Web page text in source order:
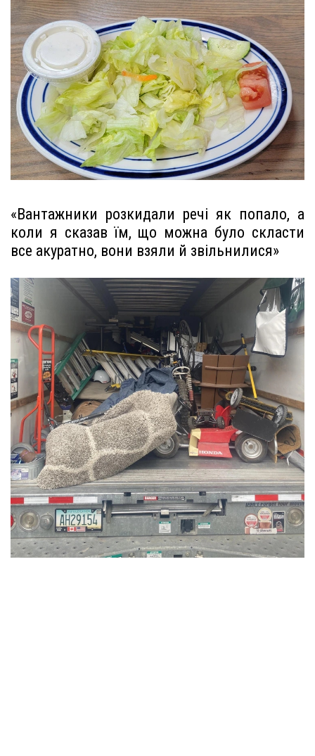
«Вантажники розкидали речі як попало, а
коли я сказав їм, що можна було скласти
все акуратно, вони взяли й звільнилися»